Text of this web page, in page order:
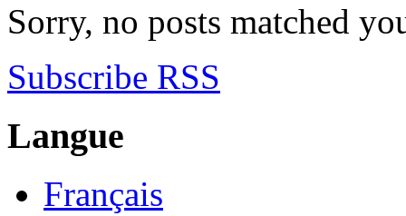
Sorry, no posts matched
Subscribe RSS
Langue
Français